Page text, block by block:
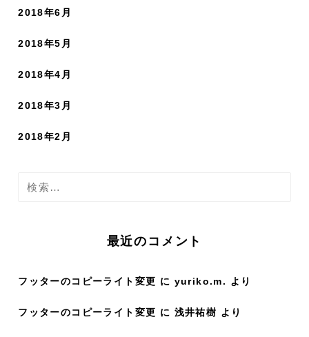
2018年6月
2018年5月
2018年4月
2018年3月
2018年2月
検
最近のコメント
フッターのコピーライト変更 に yuriko.m. より
フッターのコピーライト変更 に 浅井祐樹 より